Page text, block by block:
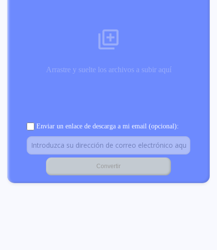
Arrastre y suelte los archivos a subir aquí
Enviar un enlace de descarga a mi email (opcional):